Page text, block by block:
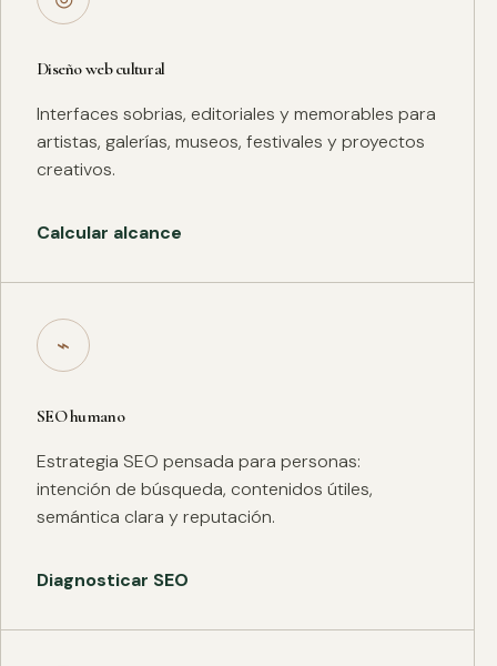
Diseño web cultural
Interfaces sobrias, editoriales y memorables para
artistas, galerías, museos, festivales y proyectos
creativos.
Calcular alcance
⌁
SEO humano
Estrategia SEO pensada para personas:
intención de búsqueda, contenidos útiles,
semántica clara y reputación.
Diagnosticar SEO